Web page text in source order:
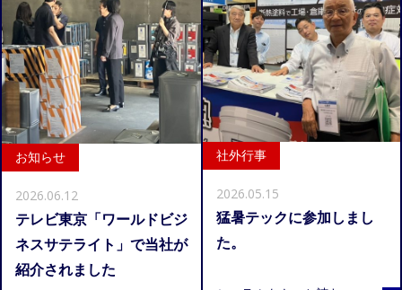
お知らせ
2026.06.12
テレビ東京「ワールドビジ
ネスサテライト」で当社が
紹介されました
社外行事
2026.05.15
猛暑テックに参加しまし
た。